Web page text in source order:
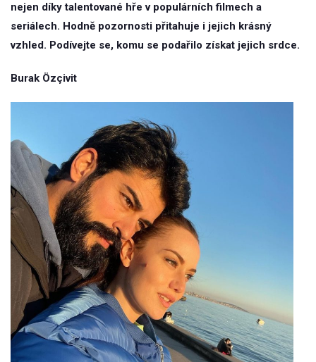
nejen díky talentované hře v populárních filmech a
seriálech. Hodně pozornosti přitahuje i jejich krásný
vzhled. Podívejte se, komu se podařilo získat jejich srdce.
Burak Özçivit